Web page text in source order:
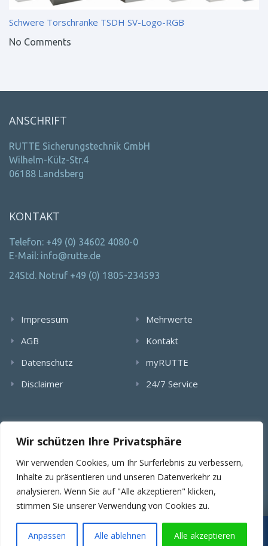
Wir schützen Ihre Privatsphäre
Wir verwenden Cookies, um Ihr Surferlebnis zu verbessern,
Inhalte zu präsentieren und unseren Datenverkehr zu
analysieren. Wenn Sie auf "Alle akzeptieren" klicken,
stimmen Sie unserer Verwendung von Cookies zu.
Anpassen Alle ablehnen Alle akzeptieren
Schwere Torschranke TSDH SV-Logo-RGB
No Comments
ANSCHRIFT
RUTTE Sicherungstechnik GmbH
Wilhelm-Külz-Str.4
06188 Landsberg
KONTAKT
Telefon: +49 (0) 34602 4080-0
E-Mail: info@rutte.de
24Std. Notruf +49 (0) 1805-234593
Impressum
AGB
Datenschutz
Disclaimer
Mehrwerte
Kontakt
myRUTTE
24/7 Service
Verlinkung von Bildern, textlichen Inhalten und Videos bedarf
der schriftlichen Genehmigung der RUTTE Sicherungstechnik
© 2025 RUTTE Sicherungstechnik GmbH.